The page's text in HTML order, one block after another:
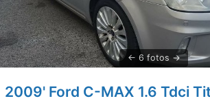
6 fotos
2009' Ford C-MAX 1.6 Tdci